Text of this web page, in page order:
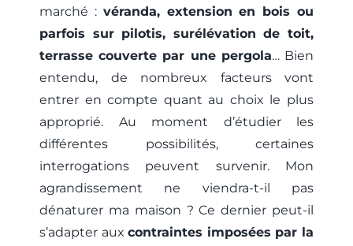
marché : véranda, extension en bois ou
parfois sur pilotis, surélévation de toit,
terrasse couverte par une pergola… Bien
entendu, de nombreux facteurs vont
entrer en compte quant au choix le plus
approprié. Au moment d’étudier les
différentes possibilités, certaines
interrogations peuvent survenir. Mon
agrandissement ne viendra-t-il pas
dénaturer ma maison ? Ce dernier peut-il
s’adapter auxcontraintes imposées par la